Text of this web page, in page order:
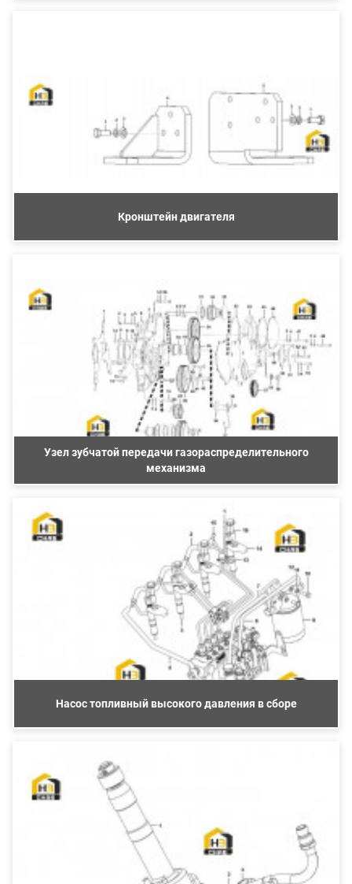
Кронштейн двигателя
Узел зубчатой передачи газораспределительного
механизма
Насос топливный высокого давления в сборе